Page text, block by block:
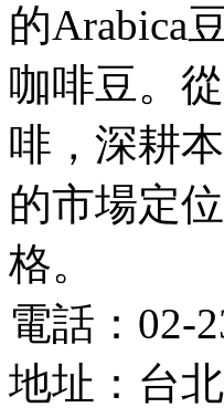
的Arabica
咖啡豆。
啡，深耕
的市場定
格。
電話：02-
地址：台